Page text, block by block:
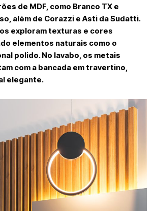
de MDF, como Branco TX e
além de Corazzi e Asti da Sudatti.
exploram texturas e cores
elementos naturais como o
polido. No lavabo, os metais
com a bancada em travertino,
elegante.